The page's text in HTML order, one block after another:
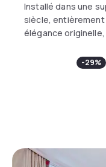
Installé dans une
siècle, entièrement
élégance
Ce boutique hôtel
de sa clientèle 47
équipées d'une
dignes des plus
"L'Ardoise" rouvre
-29%